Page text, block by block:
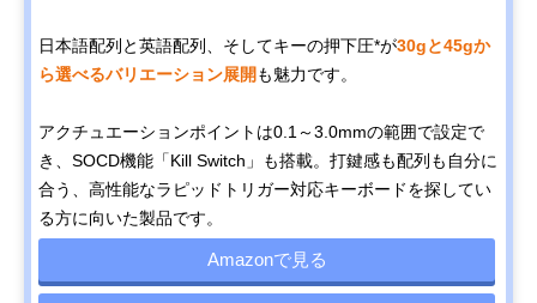
日本語配列と英語配列、そしてキーの押下圧*が30gと45gか
ら選べるバリエーション展開 も魅力です。
アクチュエーションポイントは0.1～3.0mmの範囲で設定で
き、SOCD機能「Kill Switch」も搭載。打鍵感も配列も自分に
合う、高性能なラピッドトリガー対応キーボードを探してい
る方に向いた製品です。
Amazonで見る